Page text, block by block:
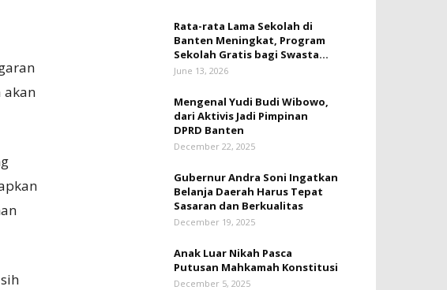
akan
Rata-rata Lama Sekolah di
Banten Meningkat, ‎Program
Sekolah Gratis bagi Swasta...
June 13, 2026
Mengenal Yudi Budi Wibowo,
dari Aktivis Jadi Pimpinan
DPRD Banten
December 22, 2025
Gubernur Andra Soni Ingatkan
Belanja Daerah Harus Tepat
Sasaran dan Berkualitas
December 19, 2025
Anak Luar Nikah Pasca
Putusan Mahkamah Konstitusi
December 5, 2025